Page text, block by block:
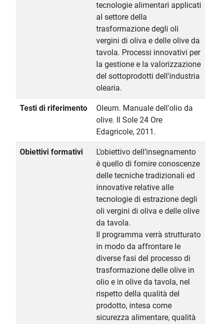
tecnologie alimentari applicati
al settore della
trasformazione degli oli
vergini di oliva e delle olive da
tavola. Processi innovativi per
la gestione e la valorizzazione
del sottoprodotti dell'industria
olearia.
Testi di riferimento
Oleum. Manuale dell'olio da
olive. Il Sole 24 Ore
Edagricole, 2011.
Obiettivi formativi
L’obiettivo dell’insegnamento
è quello di fornire conoscenze
delle tecniche tradizionali ed
innovative relative alle
tecnologie di estrazione degli
oli vergini di oliva e delle olive
da tavola.
Il programma verrà strutturato
in modo da affrontare le
diverse fasi del processo di
trasformazione delle olive in
olio e in olive da tavola, nel
rispetto della qualità del
prodotto, intesa come
sicurezza alimentare, qualità